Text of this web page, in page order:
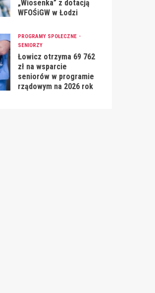
„Wiosenka” z dotacją
WFOŚiGW w Łodzi
PROGRAMY SPOŁECZNE
SENIORZY
Łowicz otrzyma 69 762
zł na wsparcie
seniorów w programie
rządowym na 2026 rok